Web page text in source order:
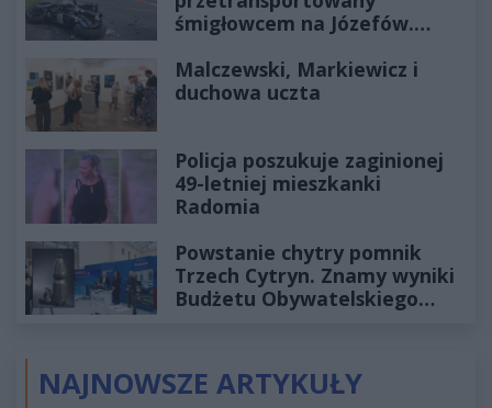
śmigłowcem na Józefów.
Malczewski, Markiewicz i
duchowa uczta
Policja poszukuje zaginionej
49-letniej mieszkanki
Radomia
Powstanie chytry pomnik
Trzech Cytryn. Znamy wyniki
Budżetu Obywatelskiego
NAJNOWSZE ARTYKUŁY